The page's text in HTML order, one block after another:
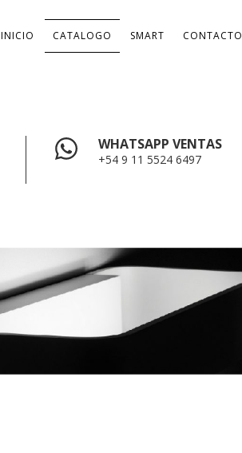
INICIO CATALOGO SMART CONTACTO
WHATSAPP VENTAS
+54 9 11 5524 6497